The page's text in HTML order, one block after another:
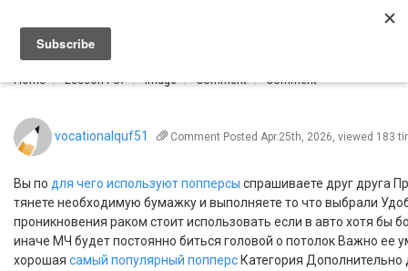
Home Lesson P07 Image Comment Comment
vocationalquf51 Comment Posted Apr.25th, 2026, viewed 183
Вы по для чего используют попперсы спрашиваете друг друга
тянете необходимую бумажку и выполняете то что выбрали
проникновения раком стоит использовать если в авто хотя бы
иначе МЧ будет постоянно биться головой о потолок Важно ее
хорошая самый популярный попперс Категория